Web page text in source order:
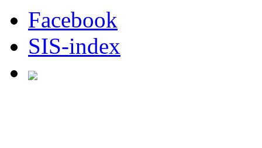
Facebook
SIS-index